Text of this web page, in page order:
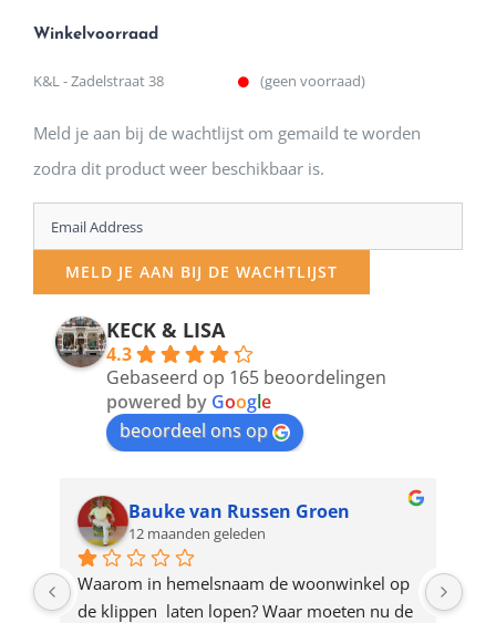
Winkelvoorraad
K&L - Zadelstraat 38 (geen voorraad)
Meld je aan bij de wachtlijst om gemaild te worden
zodra dit product weer beschikbaar is.
Enter
your
email
address
product
MELD JE AAN BIJ DE WACHTLIJST
KECK & LISA
4.3
Gebaseerd op 165 beoordelingen
powered by Google
beoordeel ons op
Bauke van Russen Groen
12 maanden geleden
Waarom in hemelsnaam de woonwinkel op
de klippen  laten lopen? Waar moeten nu de